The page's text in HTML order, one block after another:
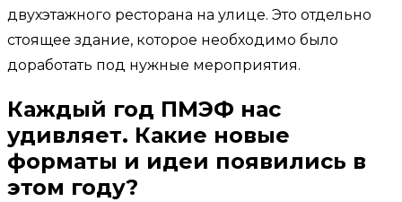
двухэтажного ресторана на улице. Это отдельно
стоящее здание, которое необходимо было
доработать под нужные мероприятия.
Каждый год ПМЭФ нас
удивляет. Какие новые
форматы и идеи появились в
этом году?